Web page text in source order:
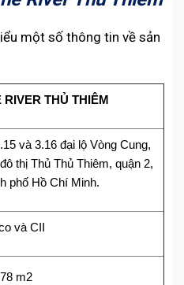
một số thông tin về sản
RIVER THỦ THIÊM
và 3.16 đại lộ Vòng Cung,
thị Thủ Thủ Thiêm, quận 2,
phố Hồ Chí Minh.
và CII
m2